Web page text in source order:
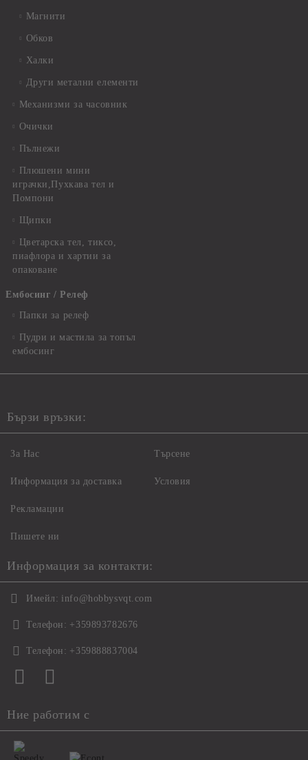
Магнити
Обков
Халки
Други метални елементи
Механизми за часовник
Очички
Пълнежи
Плюшени мини
играчки,Пухкава тел и
Помпони
Щипки
Цветарска тел, тиксо,
пиафлора и хартии за
опаковане
Ембосинг / Релеф
Папки за релеф
Пудри и мастила за топъл
ембосинг
Бързи връзки:
За Нас
Информация за доставка
Рекламации
Пишете ни
Търсене
Условия
Информация за контакти:
Имейл: info@hobbysvqt.com
Телефон: +359893782676
Телефон: +359888837004
Ние работим с